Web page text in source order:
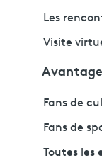
Les
Visite
Fans de
Fans de
Toutes les